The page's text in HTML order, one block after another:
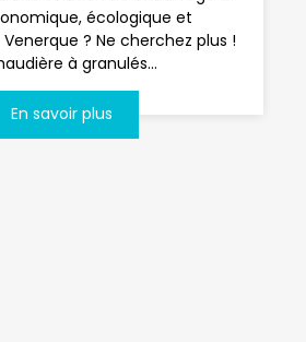
écologique et
? Ne cherchez plus !
à granulés...
En savoir plus